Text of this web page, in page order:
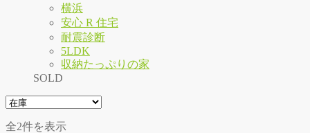
横浜
安心 R 住宅
耐震診断
5LDK
収納たっぷりの家
SOLD
全2件を表示